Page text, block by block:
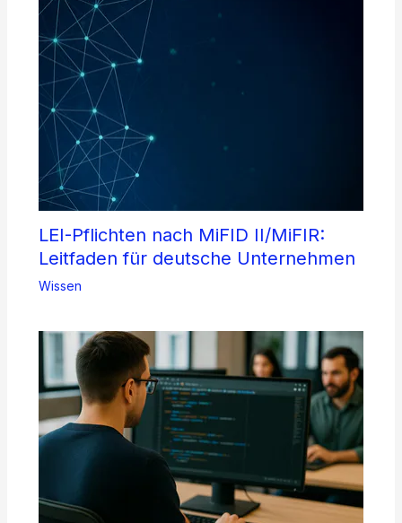
LEI-Pflichten nach MiFID II/MiFIR:
Leitfaden für deutsche Unternehmen
Wissen